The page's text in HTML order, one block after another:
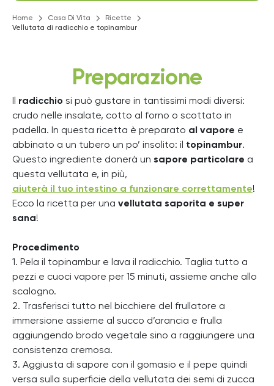
Home Casa Di Vita
Ricette
Vellutata di radicchio e topinambur
Preparazione
radicchio si può gustare in tantissimi modi diversi:
crudo nelle insalate, cotto al forno o scottato in
padella. In questa ricetta è preparato al vapore e
abbinato a un tubero un po’ insolito: il topinambur.
Questo ingrediente donerà un sapore particolare a
questa vellutata e, in più,
aiuterà il tuo intestino a funzionare correttamente!
Ecco la ricetta per una vellutata saporita e super
sana!
Procedimento
1. Pela il topinambur e lava il radicchio. Taglia tutto a
pezzi e cuoci vapore per 15 minuti, assieme anche allo
scalogno.
2. Trasferisci tutto nel bicchiere del frullatore a
immersione assieme al succo d’arancia e frulla
aggiungendo brodo vegetale sino a raggiungere una
consistenza cremosa.
3. Aggiusta di sapore con il gomasio e il pepe quindi
versa sulla superficie della vellutata dei semi di zucca